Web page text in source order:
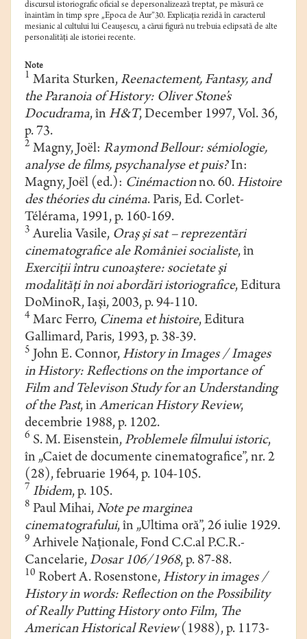
discursul istoriografic oficial se depersonalizează treptat, pe măsură ce
înaintăm în timp spre „Epoca de Aur”30. Explicaţia rezidă în caracterul
mesianic al cultului lui Ceauşescu, a cărui figură nu trebuia eclipsată de alte
personalităţi ale istoriei recente.
Note
1 Marita Sturken,Reenactement, Fantasy, and
the Paranoia of History: Oliver Stone’s
Docudrama, în H&T, December 1997, Vol. 36,
p. 73.
2 Magny, Joël: Raymond Bellour: sémiologie,
analyse de films, psychanalyse et puis?In:
Magny, Joël (ed.): Cinémactionno. 60.Histoire
des théories du cinéma. Paris, Ed. Corlet-
Télérama, 1991, p. 160-169.
3 Aurelia Vasile, Oraş şi sat – reprezentări
cinematografice ale României socialiste, în
Exerciţii întru cunoaştere: societate şi
modalităţi în noi abordări istoriografice, Editura
DoMinoR, Iaşi, 2003, p. 94-110.
4 Marc Ferro, Cinema et histoire, Editura
Gallimard, Paris, 1993, p. 38-39.
5John E. Connor,History in Images / Images
in History: Reflections on the importance of
Film and Televison Study for an Understanding
of the Past, inAmerican History Review,
decembrie 1988, p. 1202.
6 S. M. Eisenstein,Problemele filmului istoric,
în „Caiet de documente cinematografice”, nr. 2
(28), februarie 1964, p. 104-105.
7 Ibidem, p. 105.
8 Paul Mihai,Note pe marginea
cinematografului, în „Ultima oră”, 26 iulie 1929.
9 Arhivele Naţionale, Fond C.C.al P.C.R.-
Cancelarie,Dosar 106/1968, p. 87-88.
10 Robert A. Rosenstone,History in images /
History in words: Reflection on the Possibility
of Really Putting History onto Film, The
American Historical Review(1988), p. 1173-